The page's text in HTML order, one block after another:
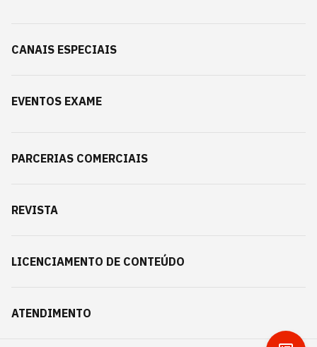
CANAIS ESPECIAIS
EVENTOS EXAME
PARCERIAS COMERCIAIS
REVISTA
LICENCIAMENTO DE CONTEÚDO
ATENDIMENTO